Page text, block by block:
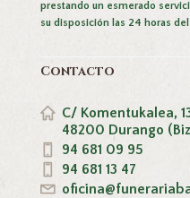
prestando un esmerado
su disposición las 24 horas
Contacto
C/ Komentukalea,
48200 Durango
94 681 09 95
94 681 13 47